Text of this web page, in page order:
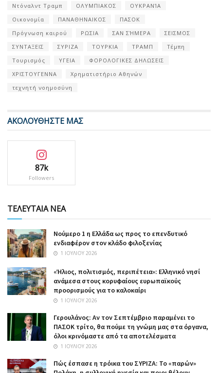
Ντόναλντ Τραμπ
ΟΛΥΜΠΙΑΚΟΣ
ΟΥΚΡΑΝΊΑ
Οικονομία
ΠΑΝΑΘΗΝΑΙΚΟΣ
ΠΑΣΟΚ
Πρόγνωση καιρού
ΡΩΣΙΑ ΣΑΝ ΣΉΜΕΡΑ
ΣΕΙΣΜΟΣ
ΣΥΝΤΑΞΕΙΣ
ΣΥΡΙΖΑ ΤΟΥΡΚΙΑ ΤΡΑΜΠ
Τέμπη
Τουρισμός
ΥΓΕΙΑ
ΦΟΡΟΛΟΓΙΚΕΣ ΔΗΛΩΣΕΙΣ
ΧΡΙΣΤΟΥΓΕΝΝΑ
Χρηματιστήριο Αθηνών
τεχνητή νοημοσύνη
ΑΚΟΛΟΥΘΗΣΤΕ ΜΑΣ
87k
Followers
ΤΕΛΕΥΤΑΙΑ ΝΕΑ
Nούμερο 1 η Ελλάδα ως προς το επενδυτικό
ενδιαφέρον στον κλάδο φιλοξενίας
1 ΙΟΥΛΊΟΥ 2026
«Ήλιος, πολιτισμός, περιπέτεια»: Ελληνικό νησί
ανάμεσα στους κορυφαίους ευρωπαϊκούς
προορισμούς για το καλοκαίρι
1 ΙΟΥΛΊΟΥ 2026
Γερουλάνος: Αν τον Σεπτέμβριο παραμένει το
ΠΑΣΟΚ τρίτο, θα πούμε τη γνώμη μας στα όργανα,
όλοι κρινόμαστε από τα αποτελέσματα
1 ΙΟΥΛΊΟΥ 2026
Πώς έσπασε η τρόικα του ΣΥΡΙΖΑ: Το «παρών»